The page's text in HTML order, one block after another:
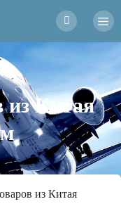
из Китая
из Китая